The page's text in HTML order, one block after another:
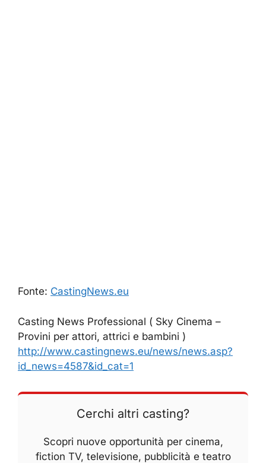
Fonte: CastingNews.eu
Casting News Professional ( Sky Cinema –
Provini per attori, attrici e bambini )
http://www.castingnews.eu/news/news.asp?
id_news=4587&id_cat=1
Cerchi altri casting?
Scopri nuove opportunità per cinema,
fiction TV, televisione, pubblicità e teatro